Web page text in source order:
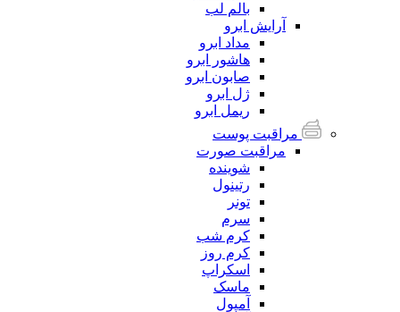
بالم لب
آرایش ابرو
مداد ابرو
هاشور ابرو
صابون ابرو
ژل ابرو
ریمل ابرو
مراقبت پوست
مراقبت صورت
شوینده
رتینول
تونر
سرم
کرم شب
کرم روز
اسکراپ
ماسک
آمپول